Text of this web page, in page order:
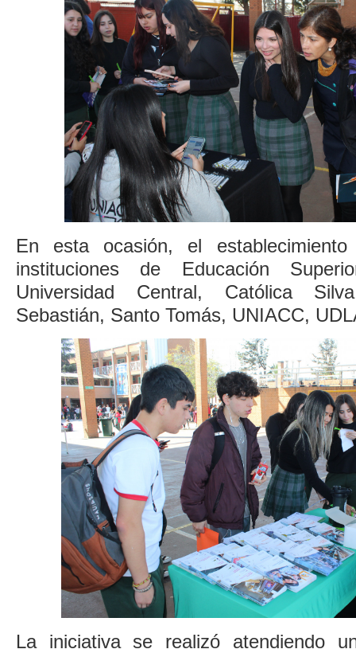
En esta ocasión, el
instituciones de Educación
Universidad Central, Católica
Sebastián, Santo Tomás, UNIACC,
La iniciativa se realizó atendiendo